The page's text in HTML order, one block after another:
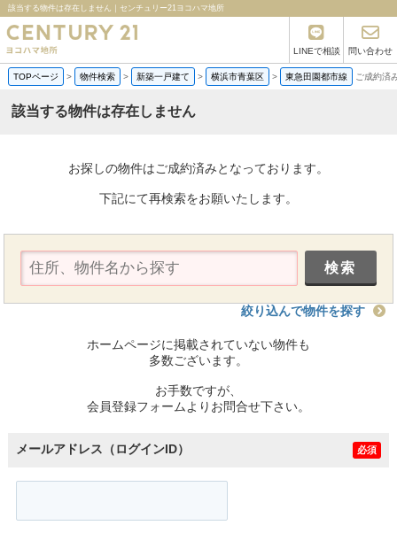
該当する物件は存在しません｜センチュリー21ヨコハマ地所
LINEで相談 問い合わせ
TOPページ > 物件検索 > 新築一戸建て > 横浜市青葉区 > 東急田園都市線 ご成約済
該当する物件は存在しません
お探しの物件はご成約済みとなっております。
下記にて再検索をお願いたします。
絞り込んで物件を探す
ホームページに掲載されていない物件も
多数ございます。
お手数ですが、
会員登録フォームよりお問合せ下さい。
メールアドレス（ログインID） 必須